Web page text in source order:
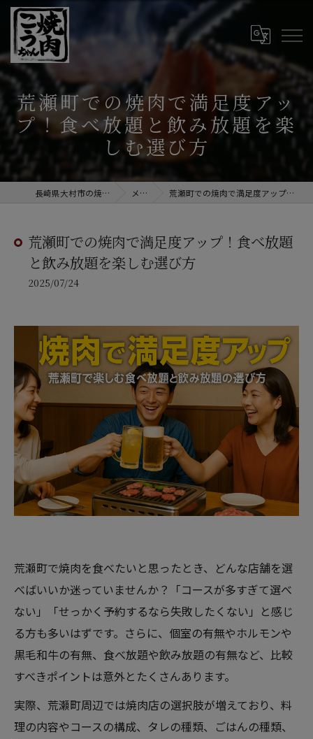
荒瀬町での焼肉で満足度アッ
プ！食べ放題と飲み放題を楽
しむ選び方
長崎県大村市の焼肉なら焼肉こうちゃん メディア 荒瀬町での焼肉で満足度アップ！食べ放題と飲み放題を楽しむ選び方
荒瀬町での焼肉で満足度アップ！食べ放題
と飲み放題を楽しむ選び方
2025/07/24
荒瀬町で焼肉を食べたいと思ったとき、どんな店舗を選
べばいいか迷っていませんか？「コースが多すぎて選べ
ない」「せっかく予約するなら失敗したくない」と感じ
る方も多いはずです。さらに、個室の有無やホルモンや
黒毛和牛の有無、食べ放題や飲み放題の有無など、比較
すべきポイントは意外とたくさんあります。
実際、荒瀬町周辺では焼肉店の選択肢が増えており、料
理の内容やコースの構成、タレの種類、ごはんの種類、